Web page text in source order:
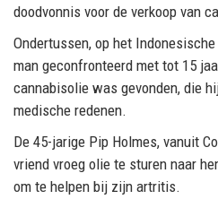
doodvonnis voor de verkoop van
Ondertussen, op het
man geconfronteerd met tot 15
cannabisolie was gevonden, die
medische redenen.
De 45-jarige Pip Holmes, vanuit
vriend vroeg olie te sturen naar
om te helpen bij zijn artritis.